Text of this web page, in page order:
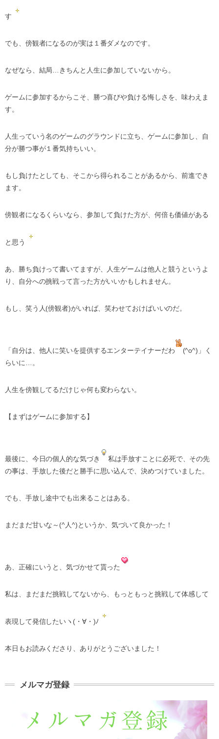
す
でも、傍観者になるのが実は１番ダメなのです。
なぜなら、結局…きちんと人生に参加していないから。
ゲームに参加するからこそ、勝つ喜びや負ける悔しさを、味わえま
す。
人生っていう名のゲームのグラウンドに立ち、ゲームに参加し、自
分が勝つ事が１番気持ちいい。
もし負けたとしても、そこから得られることがあるから、前進でき
ます。
傍観者になるくらいなら、参加して負けた方が、何倍も価値がある
と思う
あ、勝ち負けって書いてますが、人生ゲームは他人と競うというよ
り、自分への挑戦って言った方がいいかもしれません。
もし、笑う人(傍観者)がいれば、笑わせておけばいいのだ。
「自分は、他人に笑いを提供するエンターテイナーだわ
(^o^)」く
らいに…。
人生を傍観してるだけじゃ何も変わらない。
【まずはゲームに参加する】
最後に、今日の個人的な気づき
私は手放すことに必死で、その先
の事は、手放した後だと勝手に思い込んで、決めつけていました。
でも、手放し途中でも出来ることはある。
まだまだ甘いな～(^人^)というか、気づいて良かった！
あ、正確にいうと、気づかせて貰った
私は、まだまだ挑戦してないから、もっともっと挑戦して体感して
表現して発信したいヽ(・∀・)ﾉ
本日もお読みくださり、ありがとうございました！
メルマガ登録